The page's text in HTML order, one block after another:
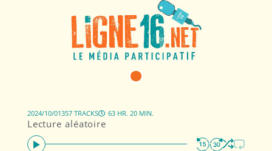
Lecture aléatoire
2024/10/01357 TRACKS 63 HR. 20 MIN.